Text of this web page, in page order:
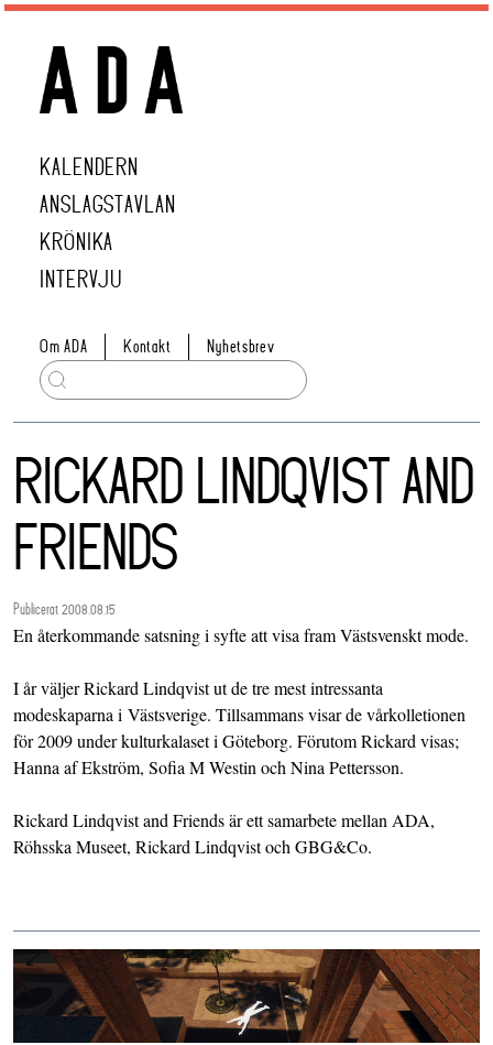
KALENDERN
ANSLAGSTAVLAN
KRÖNIKA
INTERVJU
Om ADA Kontakt Nyhetsbrev
RICKARD LINDQVIST AND
FRIENDS
Publicerat 2008.08.15
En återkommande satsning i syfte att visa fram Västsvenskt mode.
I år väljer Rickard Lindqvist ut de tre mest intressanta
modeskaparna i Västsverige. Tillsammans visar de vårkolletionen
för 2009 under kulturkalaset i Göteborg. Förutom Rickard visas;
Hanna af Ekström, Sofia M Westin och Nina Pettersson.
Rickard Lindqvist and Friends är ett samarbete mellan ADA,
Röhsska Museet, Rickard Lindqvist och GBG&Co.